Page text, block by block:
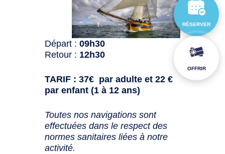
Départ :09h30
Retour : 12h30
TARIF : 37€ par adulte et 22 €
par enfant (1 à 12 ans)
Toutes nos navigations sont
effectuées dans le respect des
normes sanitaires liées à notre
activité.
RÉSERVER
OFFRIR